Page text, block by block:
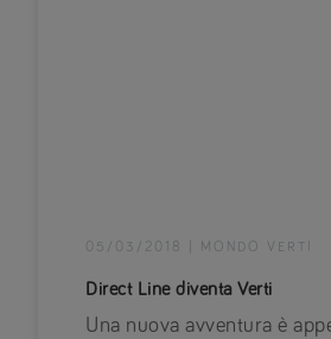
Direct Line diventa Verti
05/03/2018 MONDO VERTI
Una nuova avventura è